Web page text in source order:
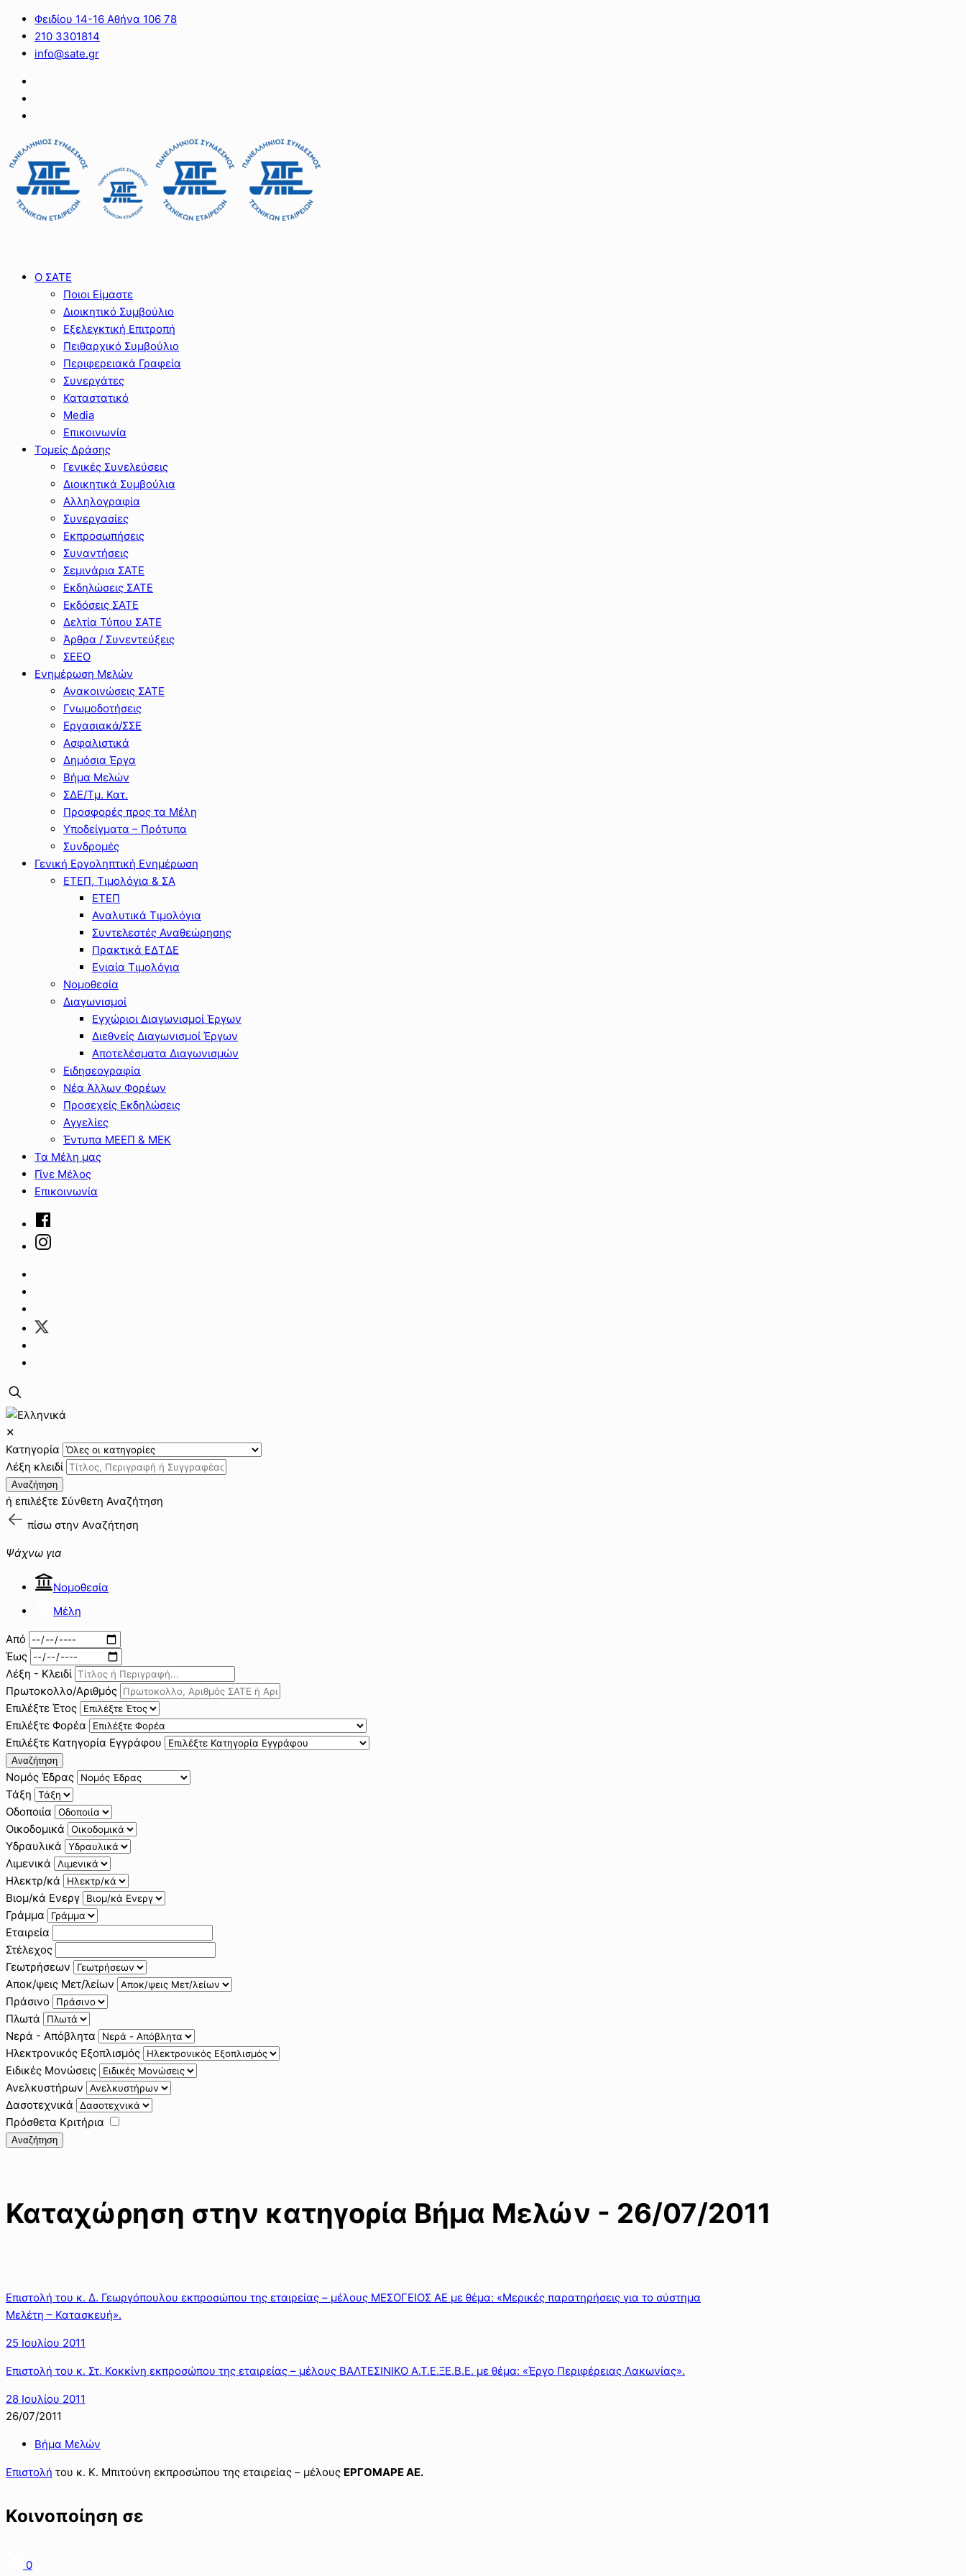
Φειδίου 14-16 Αθήνα 106 78
210 3301814
info@sate.gr
Ο ΣΑΤΕ
Ποιοι Είμαστε
Διοικητικό Συμβούλιο
Εξελεγκτική Επιτροπή
Πειθαρχικό Συμβούλιο
Περιφερειακά Γραφεία
Συνεργάτες
Καταστατικό
Media
Επικοινωνία
Τομείς Δράσης
Γενικές Συνελεύσεις
Διοικητικά Συμβούλια
Αλληλογραφία
Συνεργασίες
Εκπροσωπήσεις
Συναντήσεις
Σεμινάρια ΣΑΤΕ
Εκδηλώσεις ΣΑΤΕ
Εκδόσεις ΣΑΤΕ
Δελτία Τύπου ΣΑΤΕ
Άρθρα / Συνεντεύξεις
ΣΕΕΟ
Ενημέρωση Μελών
Ανακοινώσεις ΣΑΤΕ
Γνωμοδοτήσεις
Εργασιακά/ΣΣΕ
Ασφαλιστικά
Δημόσια Έργα
Βήμα Μελών
ΣΔΕ/Τμ. Κατ.
Προσφορές προς τα Μέλη
Υποδείγματα – Πρότυπα
Συνδρομές
Γενική Εργοληπτική Ενημέρωση
ΕΤΕΠ, Τιμολόγια & ΣΑ
ΕΤΕΠ
Αναλυτικά Τιμολόγια
Συντελεστές Αναθεώρησης
Πρακτικά ΕΔΤΔΕ
Ενιαία Τιμολόγια
Νομοθεσία
Διαγωνισμοί
Εγχώριοι Διαγωνισμοί Έργων
Διεθνείς Διαγωνισμοί Έργων
Αποτελέσματα Διαγωνισμών
Ειδησεογραφία
Νέα Άλλων Φορέων
Προσεχείς Εκδηλώσεις
Αγγελίες
Έντυπα ΜΕΕΠ & ΜΕΚ
Τα Μέλη μας
Γίνε Μέλος
Επικοινωνία
✕
Κατηγορία
Λέξη κλειδί
Αναζήτηση
ή επιλέξτε Σύνθετη Αναζήτηση
πίσω στην Αναζήτηση
Ψάχνω για
Νομοθεσία
Μέλη
Από
Έως
Λέξη - Κλειδί
Πρωτοκολλο/Αριθμός
Επιλέξτε Έτος
Επιλέξτε Φορέα
Επιλέξτε Κατηγορία Εγγράφου
Αναζήτηση
Νομός Έδρας
Τάξη
Οδοποιία
Οικοδομικά
Υδραυλικά
Λιμενικά
Ηλεκτρ/κά
Βιομ/κά Ενεργ
Γράμμα
Εταιρεία
Στέλεχος
Γεωτρήσεων
Αποκ/ψεις Μετ/λείων
Πράσινο
Πλωτά
Νερά - Απόβλητα
Ηλεκτρονικός Εξοπλισμός
Ειδικές Μονώσεις
Ανελκυστήρων
Δασοτεχνικά
Πρόσθετα Κριτήρια
Αναζήτηση
Καταχώρηση στην κατηγορία Βήμα Μελών - 26/07/2011
Επιστολή του κ. Δ. Γεωργόπουλου εκπροσώπου της εταιρείας – μέλους ΜΕΣΟΓΕΙΟΣ ΑΕ με θέμα: «Μερικές παρατηρήσεις για το σύστημα
Μελέτη – Κατασκευή».
25 Ιουλίου 2011
Επιστολή του κ. Στ. Κοκκίνη εκπροσώπου της εταιρείας – μέλους ΒΑΛΤΕΣΙΝΙΚΟ Α.Τ.Ε.ΞΕ.Β.Ε. με θέμα: «Έργο Περιφέρειας Λακωνίας».
28 Ιουλίου 2011
26/07/2011
Βήμα Μελών
Επιστολή του κ. Κ. Μπιτούνη εκπροσώπου της εταιρείας – μέλους ΕΡΓΟΜΑΡΕ ΑΕ.
Κοινοποίηση σε
0